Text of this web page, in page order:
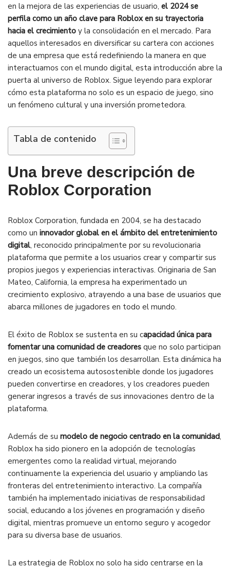
en la mejora de las experiencias de usuario, el 2024 se
perfila como un año clave para Roblox en su trayectoria
hacia el crecimiento y la consolidación en el mercado. Para
aquellos interesados en diversificar su cartera con acciones
de una empresa que está redefiniendo la manera en que
interactuamos con el mundo digital, esta introducción abre la
puerta al universo de Roblox. Sigue leyendo para explorar
cómo esta plataforma no solo es un espacio de juego, sino
un fenómeno cultural y una inversión prometedora.
Tabla de contenido
Una breve descripción de
Roblox Corporation
Roblox Corporation, fundada en 2004, se ha destacado
como un innovador global en el ámbito del entretenimiento
digital, reconocido principalmente por su revolucionaria
plataforma que permite a los usuarios crear y compartir sus
propios juegos y experiencias interactivas. Originaria de San
Mateo, California, la empresa ha experimentado un
crecimiento explosivo, atrayendo a una base de usuarios que
abarca millones de jugadores en todo el mundo.
El éxito de Roblox se sustenta en su capacidad única para
fomentar una comunidad de creadores que no solo participan
en juegos, sino que también los desarrollan. Esta dinámica ha
creado un ecosistema autosostenible donde los jugadores
pueden convertirse en creadores, y los creadores pueden
generar ingresos a través de sus innovaciones dentro de la
plataforma.
Además de su modelo de negocio centrado en la comunidad,
Roblox ha sido pionero en la adopción de tecnologías
emergentes como la realidad virtual, mejorando
continuamente la experiencia del usuario y ampliando las
fronteras del entretenimiento interactivo. La compañía
también ha implementado iniciativas de responsabilidad
social, educando a los jóvenes en programación y diseño
digital, mientras promueve un entorno seguro y acogedor
para su diversa base de usuarios.
La estrategia de Roblox no solo ha sido centrarse en la